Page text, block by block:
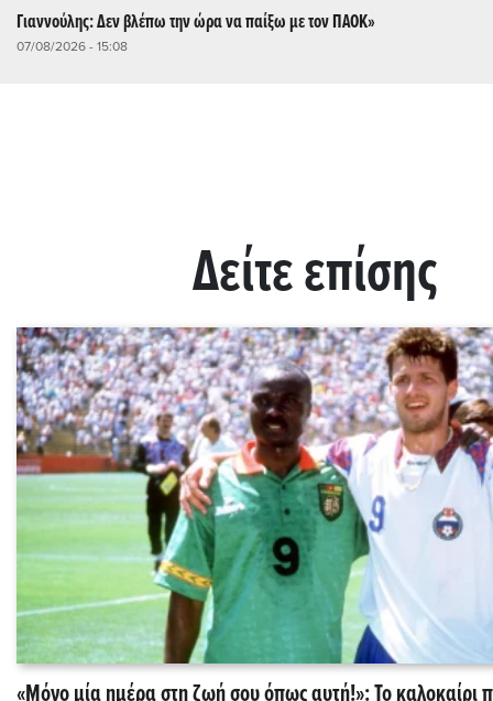
Γιαννούλης: Δεν βλέπω την ώρα να παίξω με τον ΠΑΟΚ»
07/08/2026 - 15:08
Δείτε επίσης